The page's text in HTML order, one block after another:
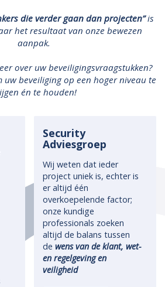
die verder gaan dan projecten”is
het resultaat van onze bewezen
aanpak.
over uw beveiligingsvraagstukken?
uw beveiliging op een hoger niveau te
én te houden!
Security
Adviesgroep
Wij weten dat ieder
project uniek is, echter is
er altijd één
overkoepelende factor;
onze kundige
professionals zoeken
altijd de balans tussen
de wens van de klant, wet-
en regelgeving en
veiligheid